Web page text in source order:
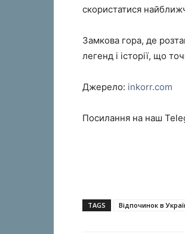
скористатися
Замкова гора, де
легенд і історії, що
Джерело: inkorr.com
Посилання на наш
TAGS Відпочинок в